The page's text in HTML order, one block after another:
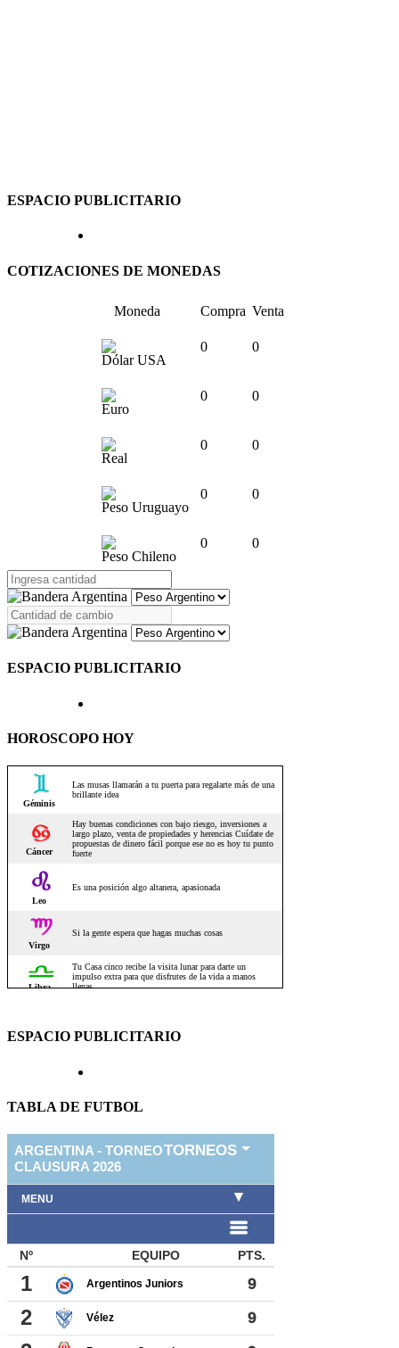
ESPACIO PUBLICITARIO
COTIZACIONES DE MONEDAS
Moneda Compra Venta
Dólar USA
0 0
Euro
0 0
Real
0 0
Peso Uruguayo
0 0
Peso Chileno
0 0
ESPACIO PUBLICITARIO
HOROSCOPO HOY
ESPACIO PUBLICITARIO
TABLA DE FUTBOL